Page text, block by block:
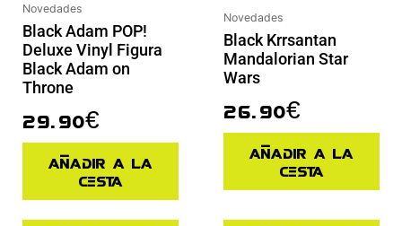
Novedades
Black Adam POP!
Deluxe Vinyl Figura
Black Adam on
Throne
29.90€
Añadir a la
cesta
Novedades
Black Krrsantan
Mandalorian Star
Wars
26.90€
Añadir a la
cesta